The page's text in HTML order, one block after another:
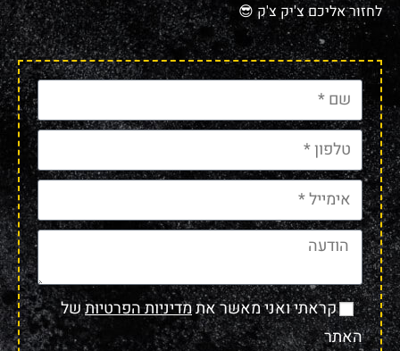
לחזור אליכם צ'יק צ'ק 😎
קראתי ואני מאשר אתמדיניות הפרטיותשל
האתר